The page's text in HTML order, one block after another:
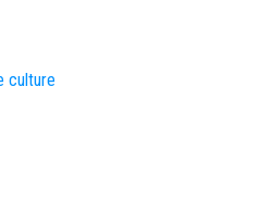
culture